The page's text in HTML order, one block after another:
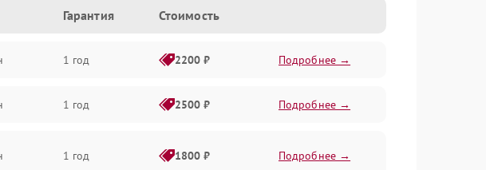
Гарантия Стоимость
1 год 2200 ₽ Подробнее →
1 год 2500 ₽ Подробнее →
1 год 1800 ₽ Подробнее →